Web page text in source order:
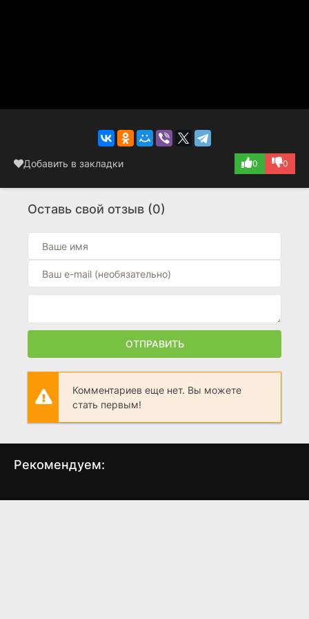
Добавить в закладки 0 0
Оставь свой отзыв (0)
ОТПРАВИТЬ
Комментариев еще нет. Вы можете
стать первым!
Рекомендуем:
Ральф Момо В